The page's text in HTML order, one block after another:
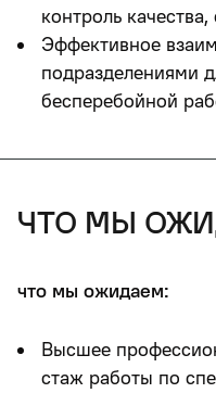
контроль
Эффективное
подразделениями
бесперебойной
что мы
что мы ожидаем:
Высшее
стаж работы по